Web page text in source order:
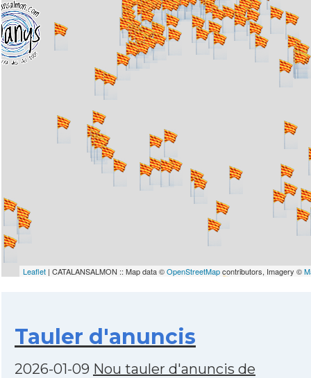
Leaflet | CATALANSALMON :: Map data ©OpenStreetMapcontributors, Imagery ©
Tauler d'anuncis
2026-01-09 Nou tauler d'anuncis de